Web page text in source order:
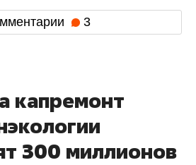
3
капремонт
300 миллионов